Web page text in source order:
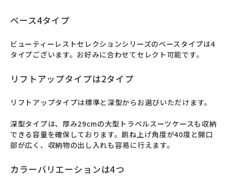
ベース4タイプ
ビューティーレストセレクションシリーズのベースタイプは4
タイプございます。お好みに合わせてセレクト可能です。
リフトアップタイプは2タイプ
リフトアップタイプは標準と深型からお選びいただけます。
深型タイプは、厚み29cmの大型トラベルスーツケースも収納
できる容量を確保しております。跳ね上げ角度が40度と開口
部が広く、収納物の出し入れも容易に行えます。
カラーバリエーションは4つ